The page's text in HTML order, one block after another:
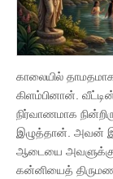
காலையில்
கிளம்பினான்.
நிர்வாணமாக
இழுத்தான். அவன்
ஆடையை
கன்னியைத்